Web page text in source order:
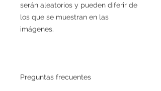
serán aleatorios y pueden diferir de
los que se muestran en las
imágenes.
Preguntas frecuentes